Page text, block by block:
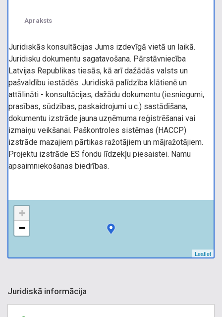
Apraksts
Juridiskās konsultācijas Jums izdevīgā vietā un laikā.
Juridisku dokumentu sagatavošana. Pārstāvniecība
Latvijas Republikas tiesās, kā arī dažādās valsts un
pašvaldību iestādēs. Juridiskā palīdzība klātienē un
attālināti - konsultācijas, dažādu dokumentu (iesniegumi,
prasības, sūdzības, paskaidrojumi u.c.) sastādīšana,
dokumentu izstrāde jauna uzņēmuma reģistrēšanai vai
izmaiņu veikšanai. Paškontroles sistēmas (HACCP)
izstrāde mazajiem pārtikas ražotājiem un mājražotājiem.
Projektu izstrāde ES fondu līdzekļu piesaistei. Namu
apsaimniekošanas biedrības.
+
−
Leaflet
Juridiskā informācija